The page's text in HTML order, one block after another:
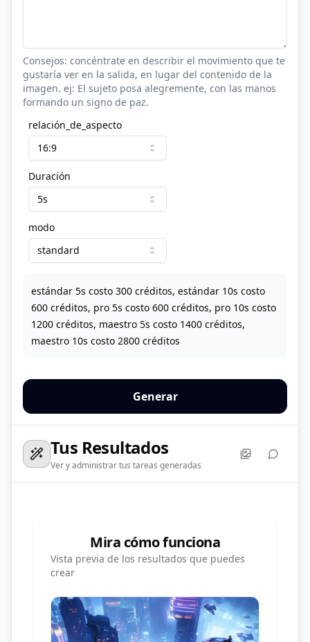
Consejos: concéntrate en describir el movimiento que te
gustaría ver en la salida, en lugar del contenido de la
imagen. ej: El sujeto posa alegremente, con las manos
formando un signo de paz.
relación_de_aspecto
16:9
Duración
5s
modo
standard
estándar 5s costo 300 créditos, estándar 10s costo
600 créditos, pro 5s costo 600 créditos, pro 10s costo
1200 créditos, maestro 5s costo 1400 créditos,
maestro 10s costo 2800 créditos
Generar
Tus Resultados
Ver y administrar tus tareas generadas
Mira cómo funciona
Vista previa de los resultados que puedes
crear